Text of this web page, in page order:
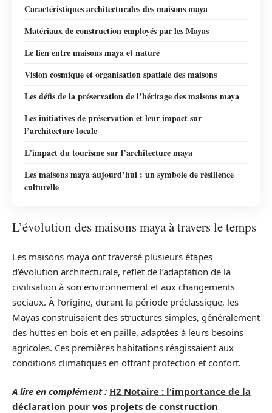
Caractéristiques architecturales des maisons maya
Matériaux de construction employés par les Mayas
Le lien entre maisons maya et nature
Vision cosmique et organisation spatiale des maisons
Les défis de la préservation de l’héritage des maisons maya
Les initiatives de préservation et leur impact sur
l’architecture locale
L’impact du tourisme sur l’architecture maya
Les maisons maya aujourd’hui : un symbole de résilience
culturelle
L’évolution des maisons maya à travers le temps
Les maisons maya ont traversé plusieurs étapes
d’évolution architecturale, reflet de l’adaptation de la
civilisation à son environnement et aux changements
sociaux. À l’origine, durant la période préclassique, les
Mayas construisaient des structures simples, généralement
des huttes en bois et en paille, adaptées à leurs besoins
agricoles. Ces premières habitations réagissaient aux
conditions climatiques en offrant protection et confort.
A lire en complément : H2 Notaire : l'importance de la
déclaration pour vos projets de construction